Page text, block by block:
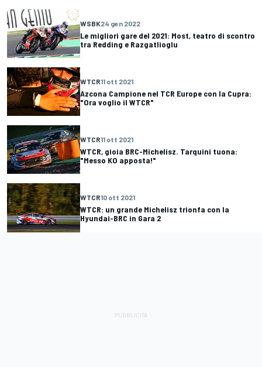
WSBK24 gen 2022
Le migliori gare del 2021: Most, teatro di scontro
tra Redding e Razgatlioglu
WTCR11 ott 2021
Azcona Campione nel TCR Europe con la Cupra:
"Ora voglio il WTCR"
WTCR11 ott 2021
WTCR, gioia BRC-Michelisz. Tarquini tuona:
"Messo KO apposta!"
WTCR10 ott 2021
WTCR: un grande Michelisz trionfa con la
Hyundai-BRC in Gara 2